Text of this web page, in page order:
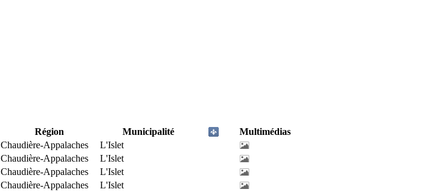
Région Municipalité
Multimédias
Chaudière-Appalaches
L'Islet
Chaudière-Appalaches
L'Islet
Chaudière-Appalaches
L'Islet
Chaudière-Appalaches
L'Islet